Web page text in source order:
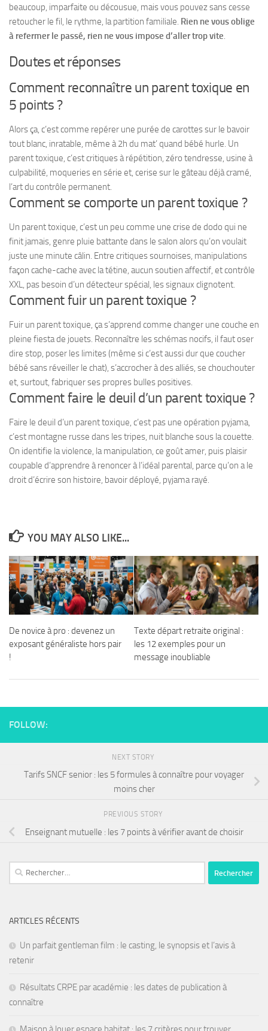
beaucoup, imparfaite ou décousue, mais vous pouvez sans cesse
retoucher le fil, le rythme, la partition familiale. Rien ne vous oblige
à refermer le passé, rien ne vous impose d’aller trop vite.
Doutes et réponses
Comment reconnaître un parent toxique en
5 points ?
Alors ça, c’est comme repérer une purée de carottes sur le bavoir
tout blanc, inratable, même à 2h du mat’ quand bébé hurle. Un
parent toxique, c’est critiques à répétition, zéro tendresse, usine à
culpabilité, moqueries en série et, cerise sur le gâteau déjà cramé,
l’art du contrôle permanent.
Comment se comporte un parent toxique ?
Un parent toxique, c’est un peu comme une crise de dodo qui ne
finit jamais, genre pluie battante dans le salon alors qu’on voulait
juste une minute câlin. Entre critiques sournoises, manipulations
façon cache-cache avec la tétine, aucun soutien affectif, et contrôle
XXL, pas besoin d’un détecteur spécial, les signaux clignotent.
Comment fuir un parent toxique ?
Fuir un parent toxique, ça s’apprend comme changer une couche en
pleine fiesta de jouets. Reconnaître les schémas nocifs, il faut oser
dire stop, poser les limites (même si c’est aussi dur que coucher
bébé sans réveiller le chat), s’accrocher à des alliés, se chouchouter
et, surtout, fabriquer ses propres bulles positives.
Comment faire le deuil d’un parent toxique ?
Faire le deuil d’un parent toxique, c’est pas une opération pyjama,
c’est montagne russe dans les tripes, nuit blanche sous la couette.
On identifie la violence, la manipulation, ce goût amer, puis plaisir
coupable d’apprendre à renoncer à l’idéal parental, parce qu’on a le
droit d’écrire son histoire, bavoir déployé, pyjama rayé.
YOU MAY ALSO LIKE...
De novice à pro : devenez un
exposant généraliste hors pair
!
Texte départ retraite original :
les 12 exemples pour un
message inoubliable
FOLLOW:
NEXT STORY
Tarifs SNCF senior : les 5 formules à connaître pour voyager
moins cher
PREVIOUS STORY
Enseignant mutuelle : les 7 points à vérifier avant de choisir
ARTICLES RÉCENTS
Un parfait gentleman film : le casting, le synopsis et l’avis à
retenir
Résultats CRPE par académie : les dates de publication à
connaître